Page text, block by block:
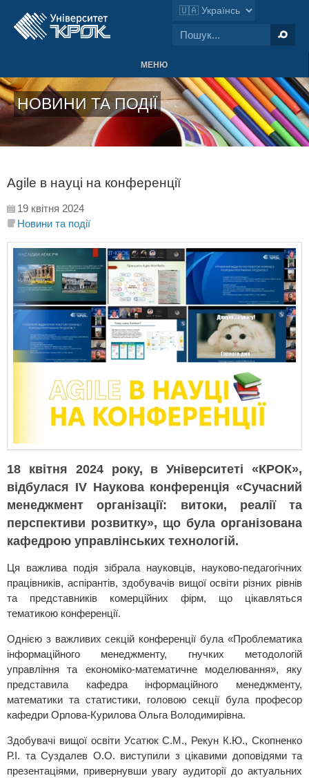
МЕНЮ
НОВИНИ ТА ПОДІЇ
Agile в науці на конференції
19 квітня 2024
Новини та події
18 квітня 2024 року, в Університеті «КРОК»,
відбулася IV Наукова конференція «Сучасний
менеджмент організації: витоки, реалії та
перспективи розвитку», що була організована
кафедрою управлінських технологій.
Ця важлива подія зібрала науковців, науково-педагогічних
працівників, аспірантів, здобувачів вищої освіти різних рівнів
та представників комерційних фірм, що цікавляться
тематикою конференції.
Однією з важливих секцій конференції була «Проблематика
інформаційного менеджменту, гнучких методологій
управління та економіко-математичне моделювання», яку
представила кафедра інформаційного менеджменту,
математики та статистики, головою секції була професор
кафедри Орлова-Курилова Ольга Володимирівна.
Здобувачі вищої освіти Усатюк С.М., Рекун К.Ю., Скопненко
Р.І. та Суздалев О.О. виступили з цікавими доповідями та
презентаціями, привернувши увагу аудиторії до актуальних